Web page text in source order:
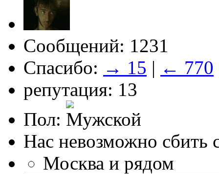
Сообщений: 1231
Спасибо: → 15 | ← 770
репутация: 13
Пол:
Нас невозможно сбить
Москва и рядом